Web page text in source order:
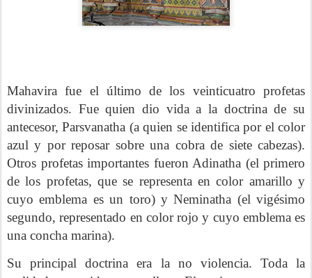
Mahavira fue el último de los veinticuatro profetas
divinizados. Fue quien dio vida a la doctrina de su
antecesor, Parsvanatha (a quien se identifica por el color
azul y por reposar sobre una cobra de siete cabezas).
Otros profetas importantes fueron Adinatha (el primero
de los profetas, que se representa en color amarillo y
cuyo emblema es un toro) y Neminatha (el vigésimo
segundo, representado en color rojo y cuyo emblema es
una concha marina).
Su principal doctrina era la no violencia. Toda la